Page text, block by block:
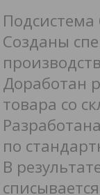
Подсистема
Созданы
Доработан
товара со
по
В